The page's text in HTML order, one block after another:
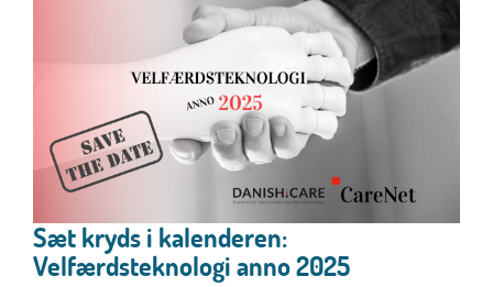
Sæt kryds i kalenderen:
Velfærdsteknologi anno 2025